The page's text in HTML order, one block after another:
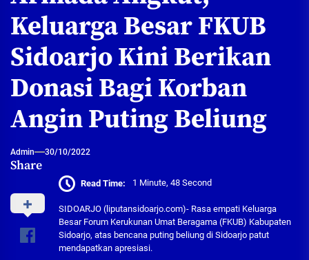
Keluarga Besar FKUB
Sidoarjo Kini Berikan
Donasi Bagi Korban
Angin Puting Beliung
Admin 30/10/2022
Share
Read Time: 1 Minute, 48 Second
SIDOARJO (liputansidoarjo.com)- Rasa empati Keluarga
Besar Forum Kerukunan Umat Beragama (FKUB) Kabupaten
Sidoarjo, atas bencana puting beliung di Sidoarjo patut
mendapatkan apresiasi.